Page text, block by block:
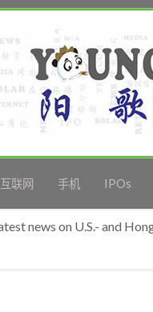
互联网 手机 IPOs
news on U.S.- and